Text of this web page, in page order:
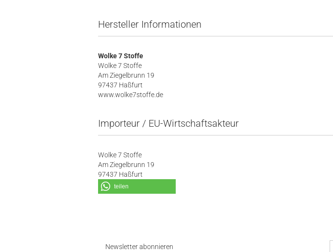
Hersteller Informationen
Wolke 7 Stoffe
Wolke 7 Stoffe
Am Ziegelbrunn 19
97437 Haßfurt
www.wolke7stoffe.de
Importeur / EU-Wirtschaftsakteur
Wolke 7 Stoffe
Am Ziegelbrunn 19
97437 Haßfurt
teilen
Newsletter abonnieren